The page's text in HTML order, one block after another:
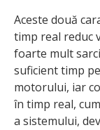
Aceste două
timp real reduc
foarte mult
suficient timp
motorului, iar
în timp real,
a sistemului,